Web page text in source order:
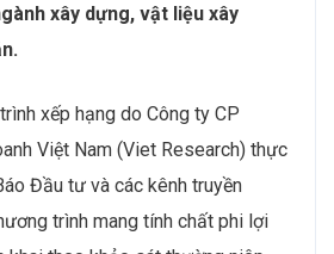
xây dựng, vật liệu xây
xếp hạng do Công ty CP
Việt Nam (Viet Research) thực
Đầu tư và các kênh truyền
trình mang tính chất phi lợi